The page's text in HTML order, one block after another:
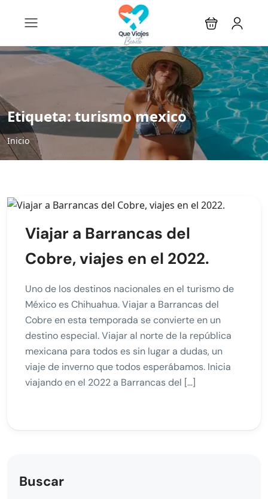
Etiqueta:turismo mexico
Inicio
Viajar a Barrancas del
Cobre, viajes en el 2022.
Uno de los destinos nacionales en el turismo de
México es Chihuahua. Viajar a Barrancas del
Cobre en esta temporada se convierte en un
destino especial. Viajar al norte de la república
mexicana para todos es sin lugar a dudas, un
viaje de inverno que todos esperábamos. Inicia
viajando en el 2022 a Barrancas del […]
Buscar